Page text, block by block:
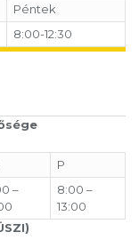
Péntek
8:00-12:30
P
–
8:00 –
13:00